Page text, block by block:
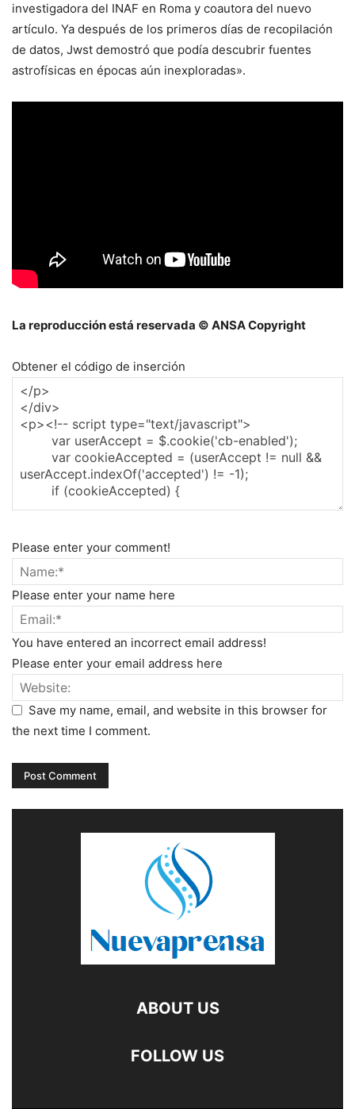
investigadora del INAF en Roma y coautora del nuevo
artículo. Ya después de los primeros días de recopilación
de datos, Jwst demostró que podía descubrir fuentes
astrofísicas en épocas aún inexploradas».
La reproducción está reservada © ANSA Copyright
Obtener el código de inserción
Please enter your comment!
Please enter your name here
You have entered an incorrect email address!
Please enter your email address here
Save my name, email, and website in this browser for
the next time I comment.
ABOUT US
FOLLOW US